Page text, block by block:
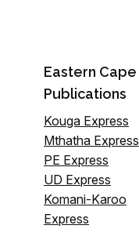
Eastern Cape
Publications
Kouga Express
Mthatha Express
PE Express
UD Express
Komani-Karoo
Express